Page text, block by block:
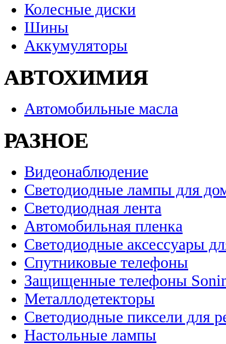
Колесные диски
Шины
Аккумуляторы
АВТОХИМИЯ
Автомобильные масла
РАЗНОЕ
Видеонаблюдение
Светодиодные лампы для
Светодиодная лента
Автомобильная пленка
Светодиодные аксессуары
Спутниковые телефоны
Защищенные телефоны
Металлодетекторы
Светодиодные пиксели для
Настольные лампы